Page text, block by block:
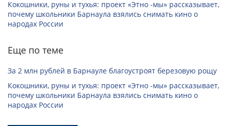
Кокошники, руны и тухья: проект «Этно -мы» рассказывает,
почему школьники Барнаула взялись снимать кино о
народах России
Еще по теме
За 2 млн рублей в Барнауле благоустроят березовую рощу
Кокошники, руны и тухья: проект «Этно -мы» рассказывает,
почему школьники Барнаула взялись снимать кино о
народах России